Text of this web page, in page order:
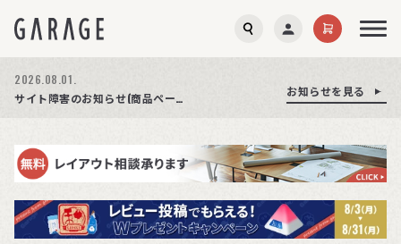
お知らせを見る
商品ページ障害復旧のお知らせ お知らせを見る
2026.08.01.
サイト障害のお知らせ(商品ページが正常に表示されない事象発生)
お知らせを見る